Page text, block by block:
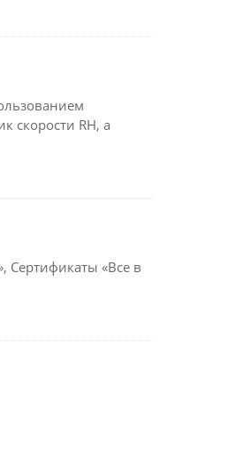
скорости RH, а
Сертификаты «Все в